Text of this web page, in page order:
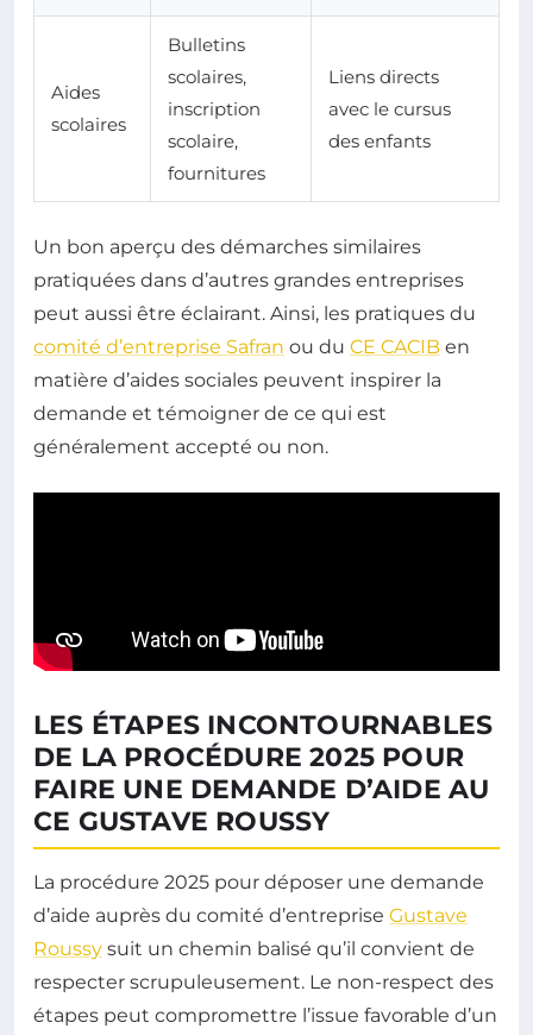
Aides
scolaires
Bulletins
scolaires,
inscription
scolaire,
fournitures
Liens directs
avec le cursus
des enfants
Un bon aperçu des démarches similaires
pratiquées dans d’autres grandes entreprises
peut aussi être éclairant. Ainsi, les pratiques du
comité d’entreprise Safran ou du CE CACIB en
matière d’aides sociales peuvent inspirer la
demande et témoigner de ce qui est
généralement accepté ou non.
LES ÉTAPES INCONTOURNABLES
DE LA PROCÉDURE 2025 POUR
FAIRE UNE DEMANDE D’AIDE AU
CE GUSTAVE ROUSSY
La procédure 2025 pour déposer une demande
d’aide auprès du comité d’entreprise Gustave
Roussy suit un chemin balisé qu’il convient de
respecter scrupuleusement. Le non-respect des
étapes peut compromettre l’issue favorable d’un